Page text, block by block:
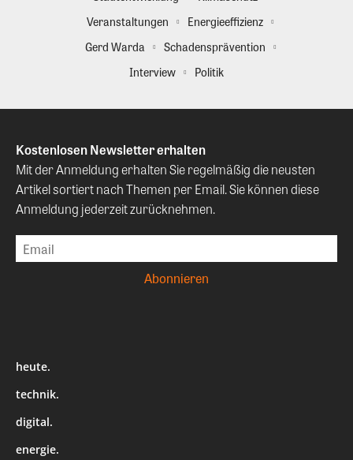
Veranstaltungen
Energieeffizienz
Gerd Warda
Schadensprävention
Interview
Politik
Kostenlosen Newsletter erhalten
Mit der Anmeldung erhalten Sie regelmäßig die neusten
Artikel sortiert nach Themen per Email. Sie können diese
Anmeldung jederzeit zurücknehmen.
heute.
technik.
digital.
energie.